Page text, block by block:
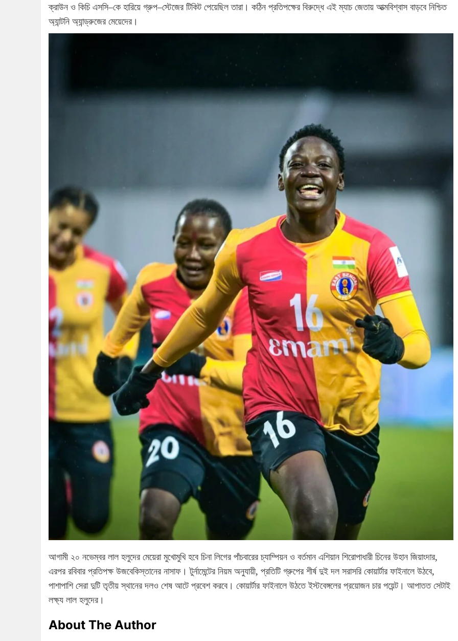
ক্রাউন ও কিচি এসসি–কে হারিয়ে গ্রুপ–স্টেজের টিকিট পেয়েছিল তারা। কঠিন প্রতিপক্ষের বিরুদ্ধে এই ম্যাচ জেতায় আত্মবিশ্বাস বাড়বে নিশ্চিত
অ্যান্টনি অ্যান্ড্রুজের মেয়েদের।
আগামী ২০ নভেম্বর লাল হলুদের মেয়েরা মুখোমুখি হবে চিনা লিগের পাঁচবারের চ্যাম্পিয়ন ও বর্তমান এশিয়ান শিরোপাধারী চিনের উহান জিয়াংদার,
এরপর রবিবার প্রতিপক্ষ উজবেকিস্তানের নাসাফ। টুর্নামেন্টের নিয়ম অনুযায়ী, প্রতিটি গ্রুপের শীর্ষ দুই দল সরাসরি কোয়ার্টার ফাইনালে উঠবে,
পাশাপাশি সেরা দুটি তৃতীয় স্থানের দলও শেষ আটে প্রবেশ করবে। কোয়ার্টার ফাইনালে উঠতে ইস্টবেঙ্গলের প্রয়োজন চার পয়েন্ট। আপাতত সেটাই
লক্ষ্য লাল হলুদের।
About The Author